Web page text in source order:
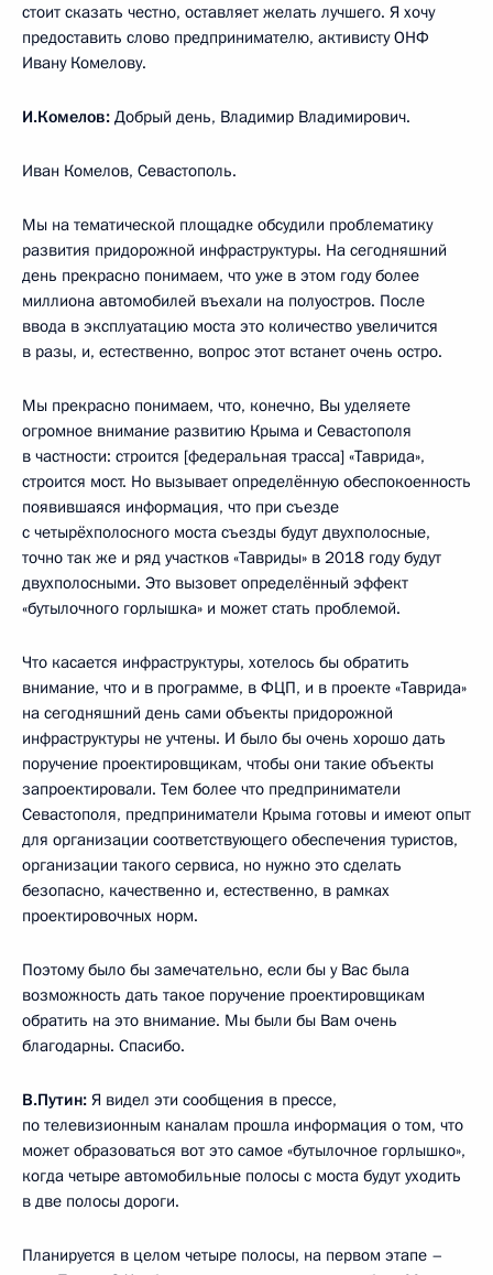
стоит сказать честно, оставляет желать лучшего. Я хочу
предоставить слово предпринимателю, активисту ОНФ
Ивану Комелову.
И.Комелов: Добрый день, Владимир Владимирович.
Иван Комелов, Севастополь.
Мы на тематической площадке обсудили проблематику
развития придорожной инфраструктуры. На сегодняшний
день прекрасно понимаем, что уже в этом году более
миллиона автомобилей въехали на полуостров. После
ввода в эксплуатацию моста это количество увеличится
в разы, и, естественно, вопрос этот встанет очень остро.
Мы прекрасно понимаем, что, конечно, Вы уделяете
огромное внимание развитию Крыма и Севастополя
в частности: строится [федеральная трасса] «Таврида»,
строится мост. Но вызывает определённую обеспокоенность
появившаяся информация, что при съезде
с четырёхполосного моста съезды будут двухполосные,
точно так же и ряд участков «Тавриды» в 2018 году будут
двухполосными. Это вызовет определённый эффект
«бутылочного горлышка» и может стать проблемой.
Что касается инфраструктуры, хотелось бы обратить
внимание, что и в программе, в ФЦП, и в проекте «Таврида»
на сегодняшний день сами объекты придорожной
инфраструктуры не учтены. И было бы очень хорошо дать
поручение проектировщикам, чтобы они такие объекты
запроектировали. Тем более что предприниматели
Севастополя, предприниматели Крыма готовы и имеют опыт
для организации соответствующего обеспечения туристов,
организации такого сервиса, но нужно это сделать
безопасно, качественно и, естественно, в рамках
проектировочных норм.
Поэтому было бы замечательно, если бы у Вас была
возможность дать такое поручение проектировщикам
обратить на это внимание. Мы были бы Вам очень
благодарны. Спасибо.
В.Путин: Я видел эти сообщения в прессе,
по телевизионным каналам прошла информация о том, что
может образоваться вот это самое «бутылочное горлышко»,
когда четыре автомобильные полосы с моста будут уходить
в две полосы дороги.
Планируется в целом четыре полосы, на первом этапе –